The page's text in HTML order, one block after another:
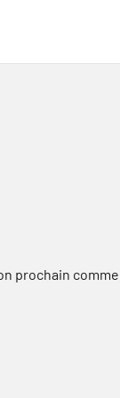
prochain